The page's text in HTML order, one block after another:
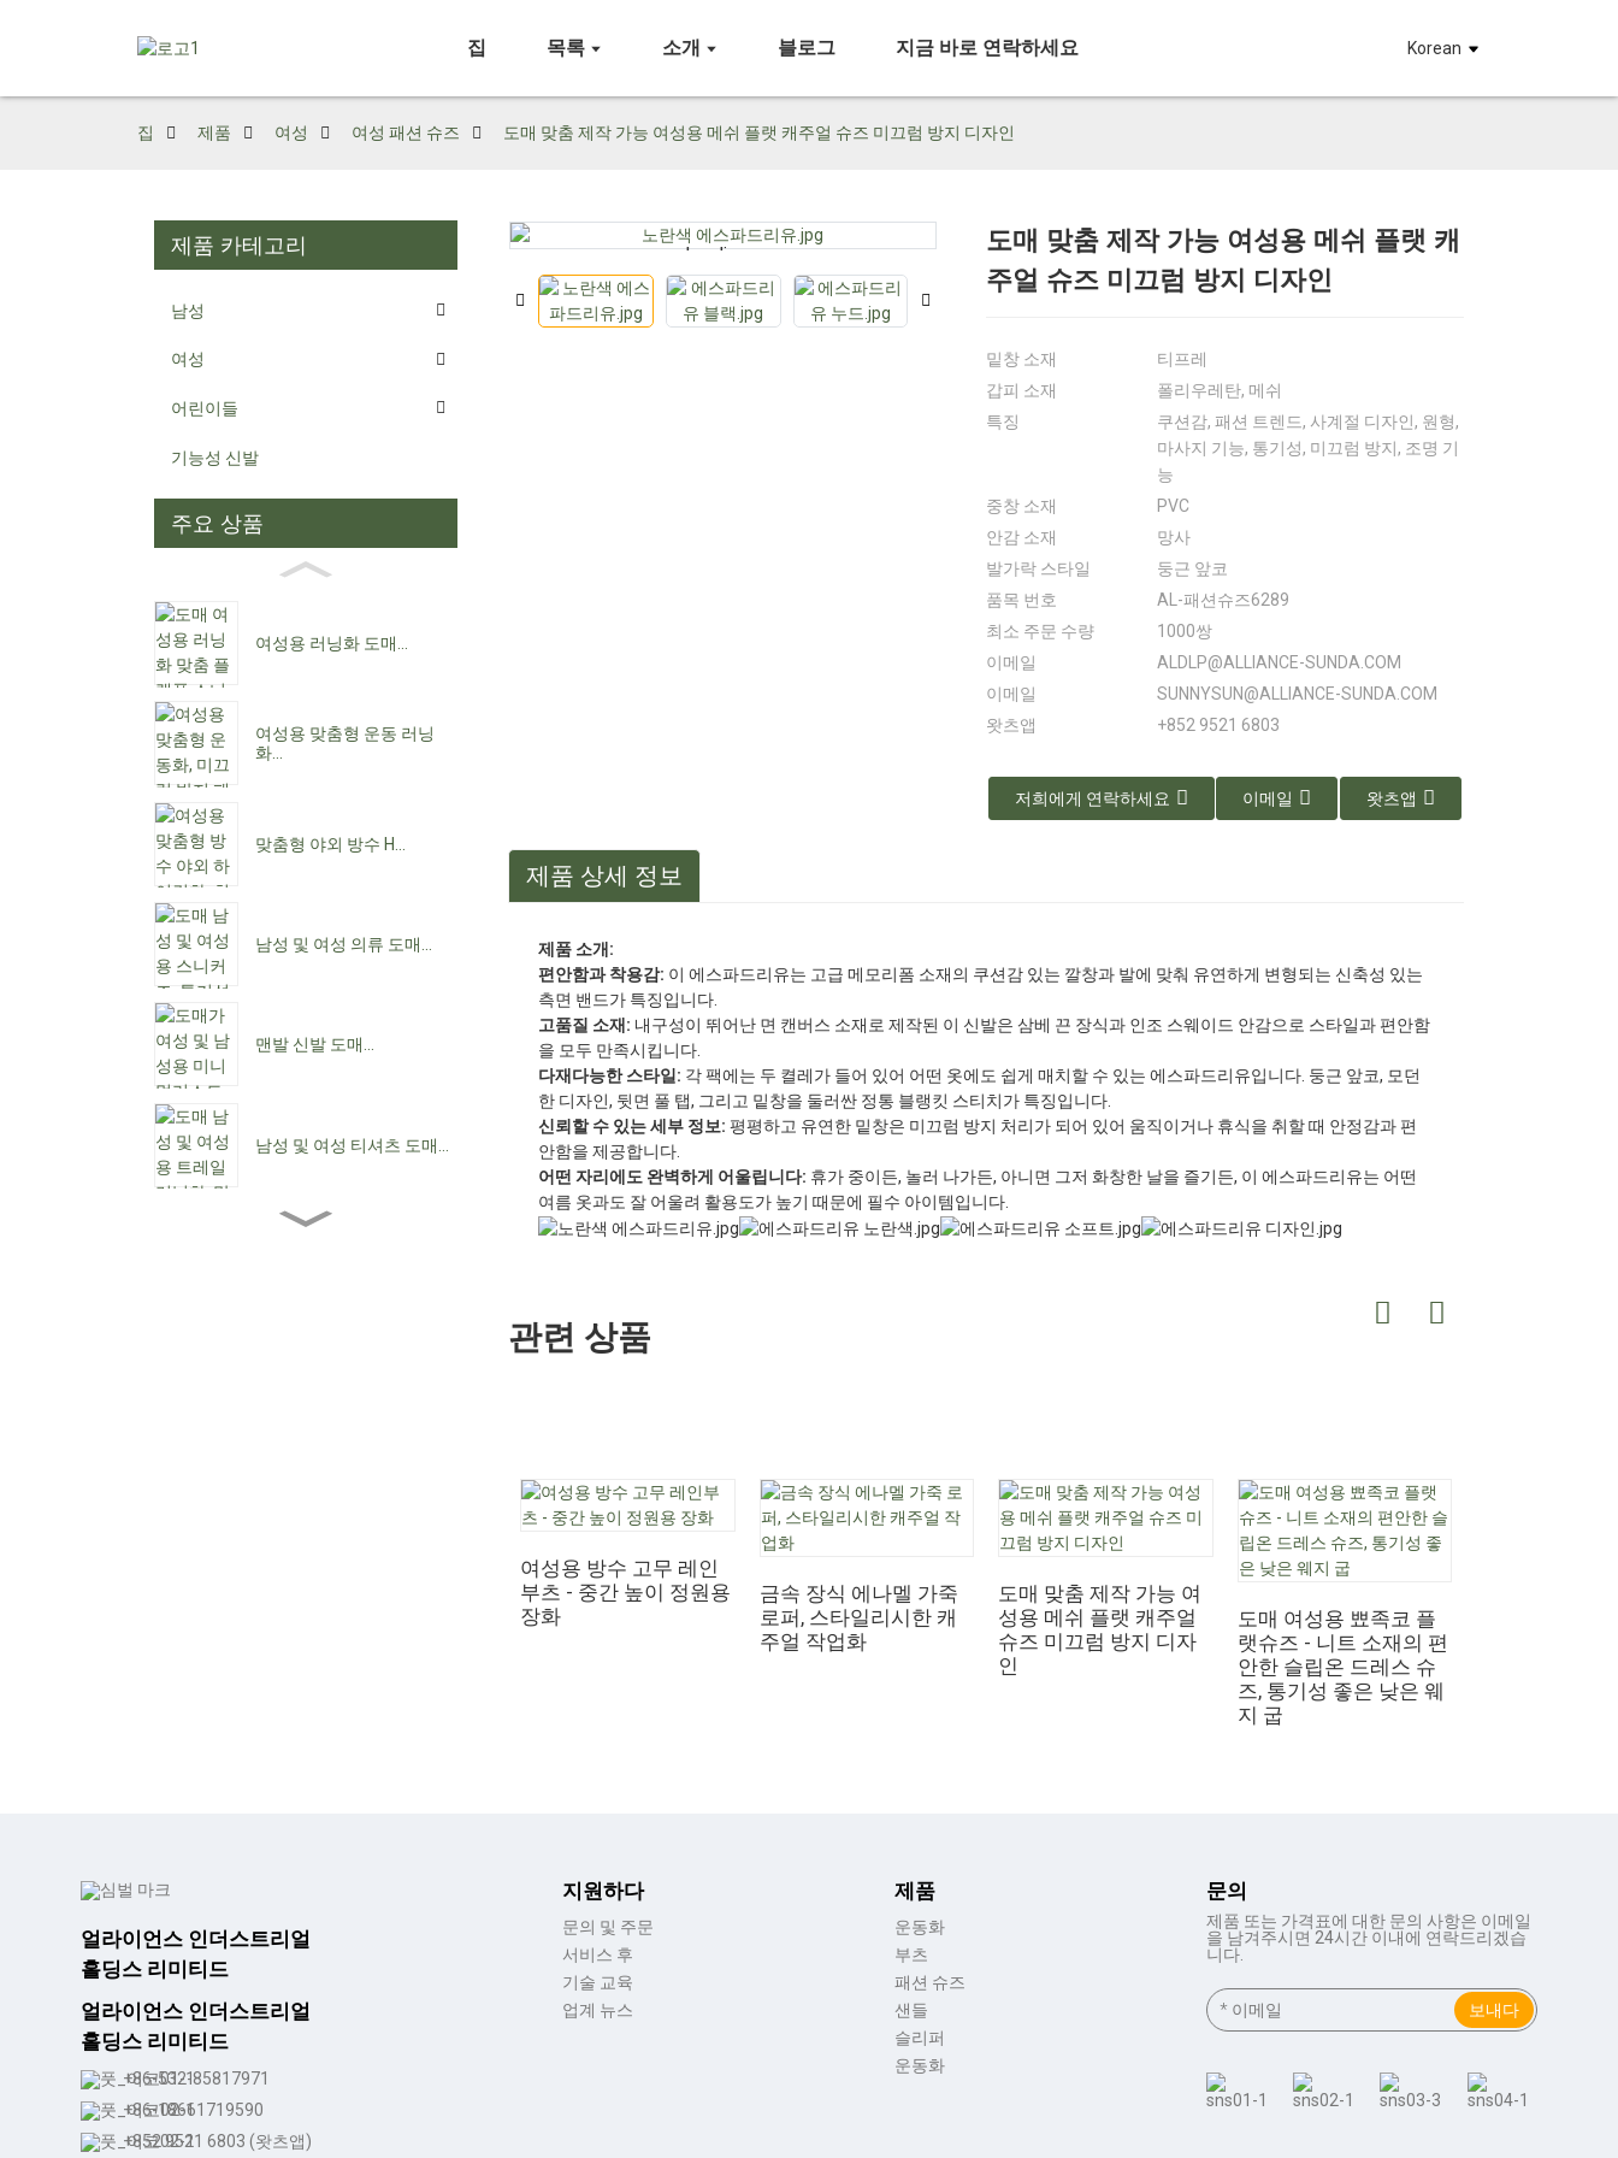
집 목록 소개 블로그 지금 바로 연락하세요 Korean
집 제품 여성 여성 패션 슈즈 도매 맞춤 제작 가능 여성용 메쉬 플랫 캐주얼 슈즈 미끄럼 방지 디자인
제품 카테고리
남성
여성
어린이들
기능성 신발
주요 상품
여성용 러닝화 도매...
여성용 맞춤형 운동 러닝
화...
맞춤형 야외 방수 H...
남성 및 여성 의류 도매...
맨발 신발 도매...
남성 및 여성 티셔츠 도매...
Loading...
Loading... Loading...
Loading... Loading...
Loading...
도매 맞춤 제작 가능 여성용 메쉬 플랫 캐
주얼 슈즈 미끄럼 방지 디자인
밑창 소재
티프레
갑피 소재
폴리우레탄, 메쉬
특징
쿠션감, 패션 트렌드, 사계절 디자인, 원형,
마사지 기능, 통기성, 미끄럼 방지, 조명 기
능
중창 소재
PVC
안감 소재
망사
발가락 스타일
둥근 앞코
품목 번호
AL-패션슈즈6289
최소 주문 수량
1000쌍
이메일
ALDLP@ALLIANCE-SUNDA.COM
이메일
SUNNYSUN@ALLIANCE-SUNDA.COM
왓츠앱
+852 9521 6803
저희에게 연락하세요 이메일 왓츠앱
제품 상세 정보
제품 소개:
편안함과 착용감: 이 에스파드리유는 고급 메모리폼 소재의 쿠션감 있는 깔창과 발에 맞춰 유연하게 변형되는 신축성 있는
측면 밴드가 특징입니다.
고품질 소재: 내구성이 뛰어난 면 캔버스 소재로 제작된 이 신발은 삼베 끈 장식과 인조 스웨이드 안감으로 스타일과 편안함
을 모두 만족시킵니다.
다재다능한 스타일: 각 팩에는 두 켤레가 들어 있어 어떤 옷에도 쉽게 매치할 수 있는 에스파드리유입니다. 둥근 앞코, 모던
한 디자인, 뒷면 풀 탭, 그리고 밑창을 둘러싼 정통 블랭킷 스티치가 특징입니다.
신뢰할 수 있는 세부 정보: 평평하고 유연한 밑창은 미끄럼 방지 처리가 되어 있어 움직이거나 휴식을 취할 때 안정감과 편
안함을 제공합니다.
어떤 자리에도 완벽하게 어울립니다: 휴가 중이든, 놀러 나가든, 아니면 그저 화창한 날을 즐기든, 이 에스파드리유는 어떤
여름 옷과도 잘 어울려 활용도가 높기 때문에 필수 아이템입니다.
관련 상품
여성용 방수 고무 레인
부츠 - 중간 높이 정원용
장화
금속 장식 에나멜 가죽
로퍼, 스타일리시한 캐
주얼 작업화
도매 맞춤 제작 가능 여
성용 메쉬 플랫 캐주얼
슈즈 미끄럼 방지 디자
인
도매 여성용 뾰족코 플
랫슈즈 - 니트 소재의 편
안한 슬립온 드레스 슈
즈, 통기성 좋은 낮은 웨
지 굽
얼라이언스 인더스트리얼
홀딩스 리미티드
얼라이언스 인더스트리얼
홀딩스 리미티드
+86-532-85817971
+86-18661719590
+852 9521 6803 (왓츠앱)
지원하다
문의 및 주문
서비스 후
기술 교육
업계 뉴스
제품
운동화
부츠
패션 슈즈
샌들
슬리퍼
운동화
문의
제품 또는 가격표에 대한 문의 사항은 이메일
을 남겨주시면 24시간 이내에 연락드리겠습
니다.
보내다